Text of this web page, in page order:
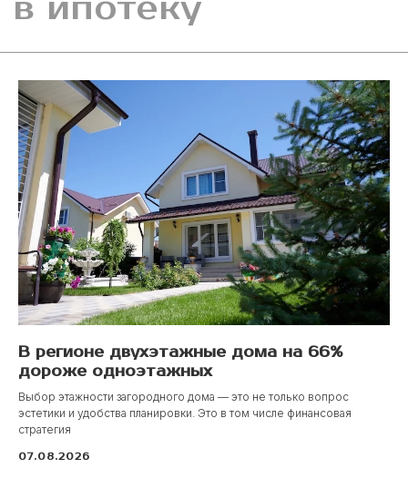
В регионе двухэтажные дома на 66%
дороже одноэтажных
Выбор этажности загородного дома — это не только вопрос
эстетики и удобства планировки. Это в том числе финансовая
стратегия
07.08.2026